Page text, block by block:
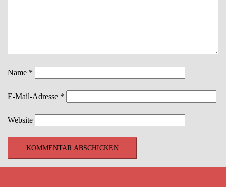
Name *
E-Mail-Adresse *
Website